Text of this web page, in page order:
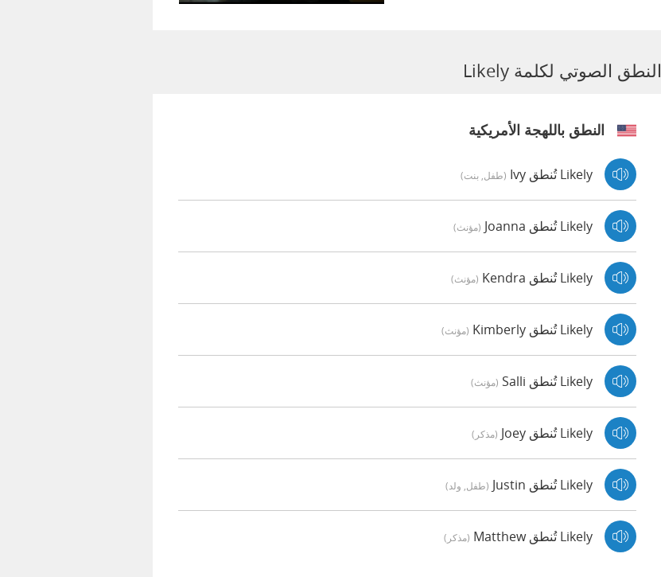
النطق الصوتي لكلمة Likely
النطق باللهجة الأمريكية
Likely تُنطق Ivy (طفل, بنت)
Likely تُنطق Joanna (مؤنث)
Likely تُنطق Kendra (مؤنث)
Likely تُنطق Kimberly (مؤنث)
Likely تُنطق Salli (مؤنث)
Likely تُنطق Joey (مذكر)
Likely تُنطق Justin (طفل, ولد)
Likely تُنطق Matthew (مذكر)